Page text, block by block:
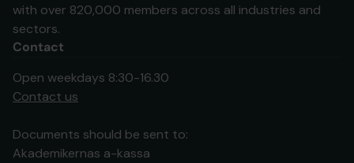
with over 820,000 members across all industries and
sectors.
Contact
Open weekdays 8:30-16.30
Contact us
Documents should be sent to:
Akademikernas a-kassa